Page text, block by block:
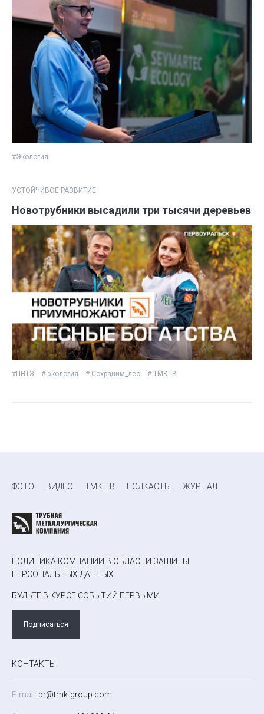
#Экология
УСТОЙЧИВОЕ РАЗВИТИЕ
Новотрубники высадили три тысячи деревьев
#ПНТЗ # экология # Сохраним_лес # ТМКТВ
ФОТО ВИДЕО ТМК ТВ ПОДКАСТЫ ЖУРНАЛ
ПОЛИТИКА КОМПАНИИ В ОБЛАСТИ ЗАЩИТЫ
ПЕРСОНАЛЬНЫХ ДАННЫХ
БУДЬТЕ В КУРСЕ СОБЫТИЙ ПЕРВЫМИ
Подписаться
КОНТАКТЫ
E-mail: pr@tmk-group.com